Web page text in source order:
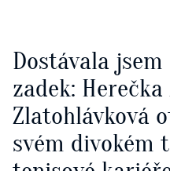
Dostávala
zadek: Herečka
Zlatohlávková
svém divokém